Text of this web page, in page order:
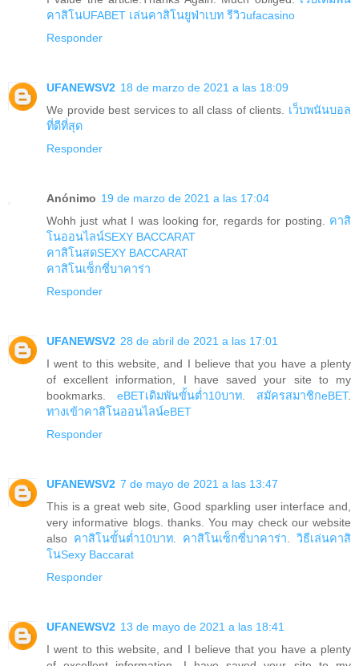
คาสิโนUFABET เล่นคาสิโนยูฟ่าเบท รีวิวufacasino
Responder
UFANEWSV2 18 de marzo de 2021 a las 18:09
We provide best services to all class of clients. เว็บพนันบอล
ที่ดีที่สุด
Responder
Anónimo 19 de marzo de 2021 a las 17:04
Wohh just what I was looking for, regards for posting. คาสิ
โนออนไลน์SEXY BACCARAT
คาสิโนสดSEXY BACCARAT
คาสิโนเซ็กซี่บาคาร่า
Responder
UFANEWSV2 28 de abril de 2021 a las 17:01
I went to this website, and I believe that you have a plenty
of excellent information, I have saved your site to my
bookmarks. eBETเดิมพันขั้นต่ำ10บาท. สมัครสมาชิกeBET.
ทางเข้าคาสิโนออนไลน์eBET
Responder
UFANEWSV2 7 de mayo de 2021 a las 13:47
This is a great web site, Good sparkling user interface and,
very informative blogs. thanks. You may check our website
also คาสิโนขั้นต่ำ10บาท. คาสิโนเซ็กซี่บาคาร่า. วิธีเล่นคาสิ
โนSexy Baccarat
Responder
UFANEWSV2 13 de mayo de 2021 a las 18:41
I went to this website, and I believe that you have a plenty